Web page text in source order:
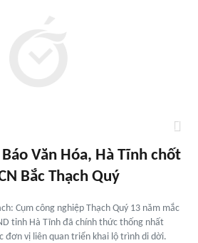
Văn Hóa, Hà Tĩnh chốt
Bắc Thạch Quý
Cụm công nghiệp Thạch Quý 13 năm mắc
tỉnh Hà Tĩnh đã chính thức thống nhất
đơn vị liên quan triển khai lộ trình di dời.